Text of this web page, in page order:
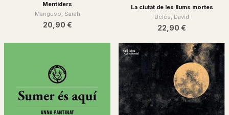
Mentiders
Manguso, Sarah
20,90 €
La ciutat de les llums mortes
Uclés, David
22,90 €